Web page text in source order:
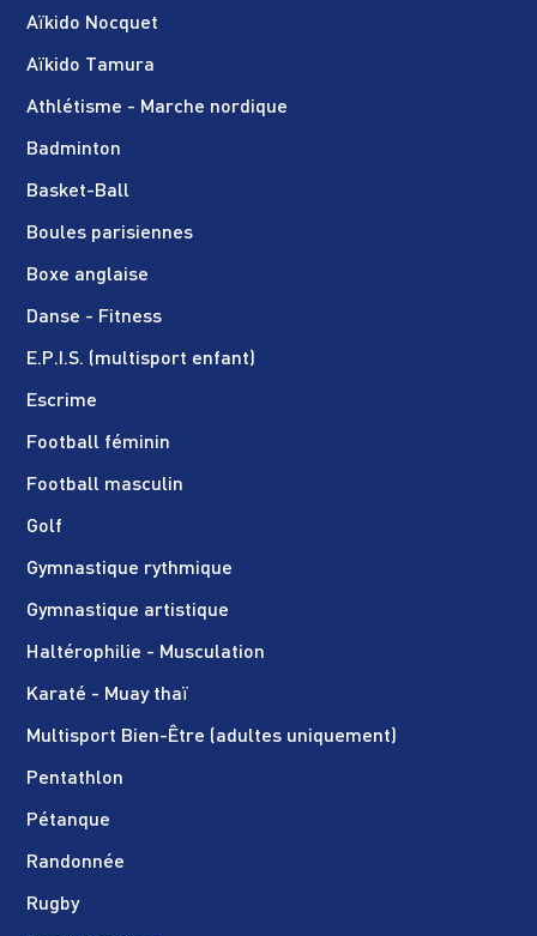
Aïkido Nocquet
Aïkido Tamura
Athlétisme - Marche nordique
Badminton
Basket-Ball
Boules parisiennes
Boxe anglaise
Danse - Fitness
E.P.I.S. (multisport enfant)
Escrime
Football féminin
Football masculin
Golf
Gymnastique rythmique
Gymnastique artistique
Haltérophilie - Musculation
Karaté - Muay thaï
Multisport Bien-Être (adultes uniquement)
Pentathlon
Pétanque
Randonnée
Rugby